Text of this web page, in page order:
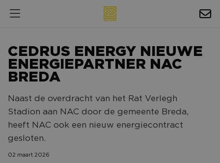
EXPOSURE
NIEUWS
AGENDA
NAC ZAKELIJK
MAGAZINES
CEDRUS ENERGY NIEUWE
ENERGIEPARTNER NAC
BREDA
Naast de overdracht van het Rat Verlegh
Stadion aan NAC door de gemeente Breda,
heeft NAC ook een nieuw energiecontract
gesloten.
02 maart 2026